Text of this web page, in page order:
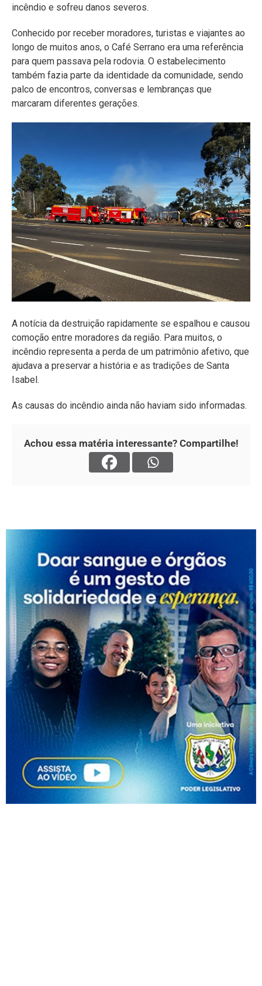
incêndio e sofreu danos severos.
Conhecido por receber moradores, turistas e viajantes ao
longo de muitos anos, o Café Serrano era uma referência
para quem passava pela rodovia. O estabelecimento
também fazia parte da identidade da comunidade, sendo
palco de encontros, conversas e lembranças que
marcaram diferentes gerações.
A notícia da destruição rapidamente se espalhou e causou
comoção entre moradores da região. Para muitos, o
incêndio representa a perda de um patrimônio afetivo, que
ajudava a preservar a história e as tradições de Santa
Isabel.
As causas do incêndio ainda não haviam sido informadas.
Achou essa matéria interessante? Compartilhe!